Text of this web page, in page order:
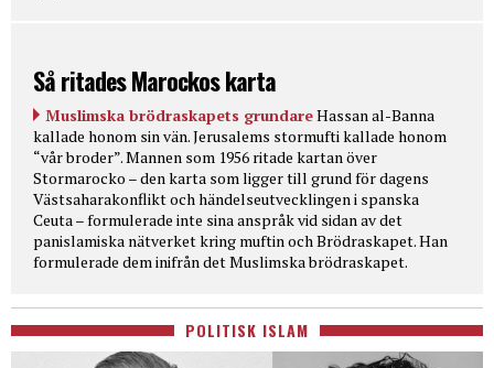
Så ritades Marockos karta
Muslimska brödraskapets grundareHassan al-Banna
kallade honom sin vän. Jerusalems stormufti kallade honom
“vår broder”. Mannen som 1956 ritade kartan över
Stormarocko – den karta som ligger till grund för dagens
Västsaharakonflikt och händelseutvecklingen i spanska
Ceuta – formulerade inte sina anspråk vid sidan av det
panislamiska nätverket kring muftin och Brödraskapet. Han
formulerade dem inifrån det Muslimska brödraskapet.
POLITISK ISLAM